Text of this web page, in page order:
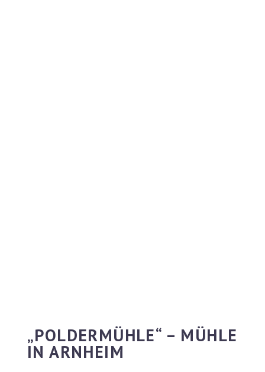
„POLDERMÜHLE“ – MÜHLE
IN ARNHEIM